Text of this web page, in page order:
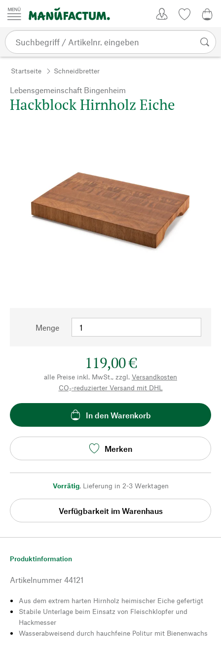
Zum Inhalt springen
Startseite Schneidbretter
Lebensgemeinschaft Bingenheim
Hackblock Hirnholz Eiche
Menge
119,00 €
alle Preise inkl. MwSt., zzgl. Versandkosten
CO₂-reduzierter Versand mit DHL
In den Warenkorb
Merken
Vorrätig, Lieferung in 2-3 Werktagen
Verfügbarkeit im Warenhaus
Produktinformation
Artikelnummer 44121
Aus dem extrem harten Hirnholz heimischer Eiche gefertigt
Stabile Unterlage beim Einsatz von Fleischklopfer und
Hackmesser
Wasserabweisend durch hauchfeine Politur mit Bienenwachs